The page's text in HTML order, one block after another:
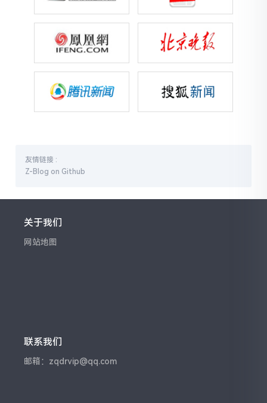
友情链接 :
Z-Blog on Github
关于我们
网站地图
联系我们
邮箱：zqdrvip@qq.com